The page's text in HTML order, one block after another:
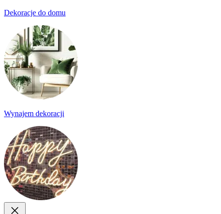
Dekoracje do domu
Wynajem dekoracji